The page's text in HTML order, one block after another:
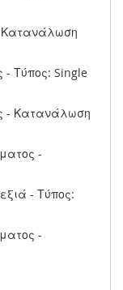
Κατανάλωση
Τύπος: Single
- Κατανάλωση
-
- Τύπος:
-